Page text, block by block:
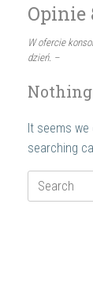
Opinie
W ofercie
dzień. –
It seems we
searching
Search
for: